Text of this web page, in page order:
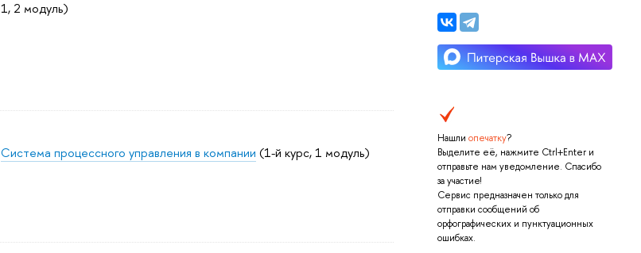
Нашли опечатку?
Выделите её, нажмите Ctrl+Enter и
отправьте нам уведомление. Спасибо
за участие!
Сервис предназначен только для
отправки сообщений об
орфографических и пунктуационных
ошибках.
1, 2 модуль)
Система процессного управления в компании (1-й курс, 1 модуль)